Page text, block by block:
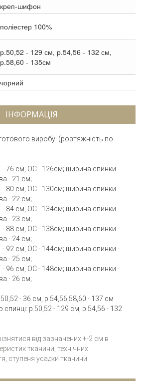
креп-шифон
поліестер 100%
р.50,52 - 129 см, р.54,56 - 132 см,
р.58,60 - 135см
чорний
ІНФОРМАЦІЯ
виробу: (розтяжність по
- 76 см, ОС - 126см; ширина спинки -
- 21 см;
- 80 см, ОС - 130см; ширина спинки -
- 22 см;
- 84 см, ОС - 134см; ширина спинки -
- 23 см;
- 88 см, ОС - 138см; ширина спинки -
- 24 см;
- 92 см, ОС - 144см; ширина спинки -
- 25 см;
- 96 см, ОС - 148см; ширина спинки -
- 26 см;
- 36 см, р.54,56,58,60 - 137 см
р.50,52 - 129 см, р.54,56 - 132
від зазначених +-2 см в
тканини, технічних
ступеня усадки тканини.